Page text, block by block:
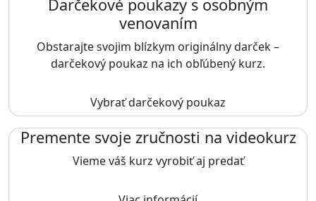
Darčekové poukazy s osobným
venovaním
Obstarajte svojim blízkym originálny darček –
darčekový poukaz na ich obľúbený kurz.
Vybrať darčekový poukaz
Premente svoje zručnosti na videokurz
Vieme váš kurz vyrobiť aj predať